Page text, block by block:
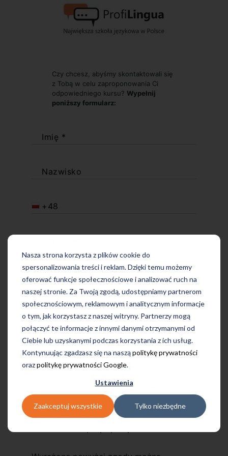
Nasza strona korzysta z plików cookie do
spersonalizowania treści i reklam. Dzięki temu możemy
oferować funkcje społecznościowe i analizować ruch na
naszej stronie. Za Twoją zgodą, udostępniamy partnerom
społecznościowym, reklamowym i analitycznym informacje
o tym, jak korzystasz z naszej witryny. Partnerzy mogą
połączyć te informacje z innymi danymi otrzymanymi od
Ciebie lub uzyskanymi podczas korzystania z ich usług.
Kontynuując zgadzasz się na nasząpolitykę prywatności
orazpolitykę prywatności Google.
Ustawienia
Zaakceptuj wszystkie Tylko niezbędne
Czy chcesz, abyśmy skontaktowali się
z Tobą w celu zaproponowania Ci
odpowiedniego kursu? Wypełnij
poniższy formularz:
Imię *
Nazwisko
+48
Przechodząc dalej, wyrażam zgodę na
adresu e-mail w celu przedstawienia
oferty Tutore i Profilingua.
Administratorem przekazanych danych
osobowych jest Tutore Poland Sp. z o.o.